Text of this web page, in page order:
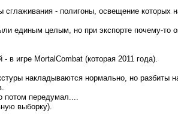
сглаживания - полигоны, освещение
единым целым, но при экспорте почему-то
в игре MortalCombat (которая 2011 года).
накладываются нормально, но разбиты
потом передумал....
выборку).